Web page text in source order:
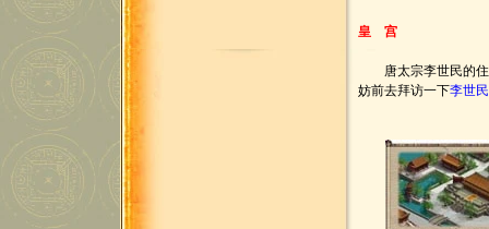
皇 宫
唐太宗李世民的住
妨前去拜访一下李世民